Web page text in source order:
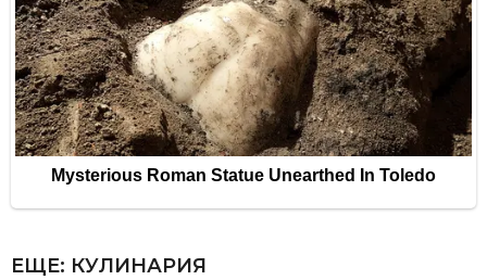
ЕЩЕ: КУЛИНАРИЯ